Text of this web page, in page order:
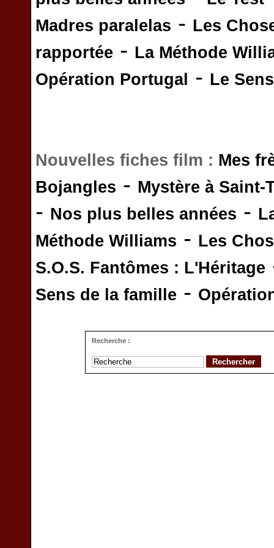
Madres paralelas - Les
rapportée - La Méthode
Opération Portugal
- Le
Nouvelles fiches film : Mes
Bojangles - Mystère à Saint-
- Nos plus belles années -
Méthode Williams - Les
S.O.S. Fantômes : L'Héritage
Sens de la famille -
Recherche :